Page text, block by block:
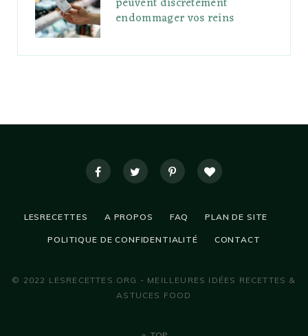
endommager vos reins
LESRECETTES A PROPOS FAQ PLAN DE SITE
POLITIQUE DE CONFIDENTIALITÉ CONTACT
© 2022 LESRECETTES.ORG - MEILLEURES IDÉES RECETTES &
ASTUCES FOOD